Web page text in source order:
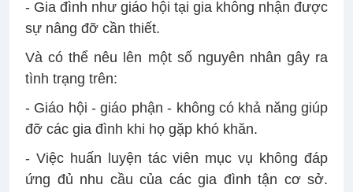
- Gia đình như giáo hội tại gia không nhận được
sự nâng đỡ cần thiết.
Và có thể nêu lên một số nguyên nhân gây ra
tình trạng trên:
- Giáo hội - giáo phận - không có khả năng giúp
đỡ các gia đình khi họ gặp khó khăn.
- Việc huấn luyện tác viên mục vụ không đáp
ứng đủ nhu cầu của các gia đình tận cơ sở.